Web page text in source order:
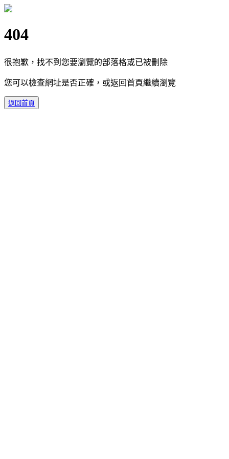
404
很抱歉，找不到您要瀏覽的部落格或已被刪除
您可以檢查網址是否正確，或返回首頁繼續瀏覽
返回首頁